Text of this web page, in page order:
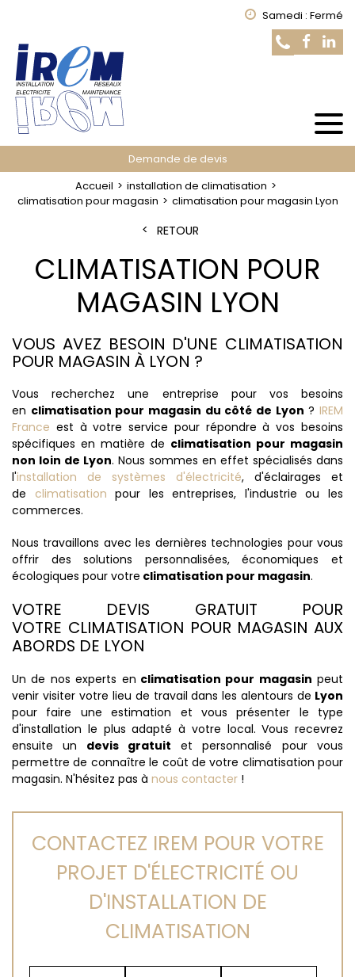
Samedi : Fermé
Demande de devis
Accueil
installation de climatisation
climatisation pour magasin
climatisation pour magasin Lyon
RETOUR
CLIMATISATION POUR
MAGASIN LYON
VOUS AVEZ BESOIN D'UNE CLIMATISATION
POUR MAGASIN À LYON ?
Vous recherchez une entreprise pour vos besoins
en climatisation pour magasin du côté de Lyon ?IREM
France est à votre service pour répondre à vos besoins
spécifiques en matière de climatisation pour magasin
non loin de Lyon. Nous sommes en effet spécialisés dans
l'installation de systèmes d'électricité, d'éclairages et
de climatisation pour les entreprises, l'industrie ou les
commerces.
Nous travaillons avec les dernières technologies pour vous
offrir des solutions personnalisées, économiques et
écologiques pour votre climatisation pour magasin.
VOTRE DEVIS GRATUIT POUR
VOTRE CLIMATISATION POUR MAGASIN AUX
ABORDS DE LYON
Un de nos experts en climatisation pour magasin peut
venir visiter votre lieu de travail dans les alentours de Lyon
pour faire une estimation et vous présenter le type
d'installation le plus adapté à votre local. Vous recevrez
ensuite un devis gratuit et personnalisé pour vous
permettre de connaître le coût de votre climatisation pour
magasin. N'hésitez pas à nous contacter !
CONTACTEZ IREM POUR VOTRE
PROJET D'ÉLECTRICITÉ OU
D'INSTALLATION DE
CLIMATISATION